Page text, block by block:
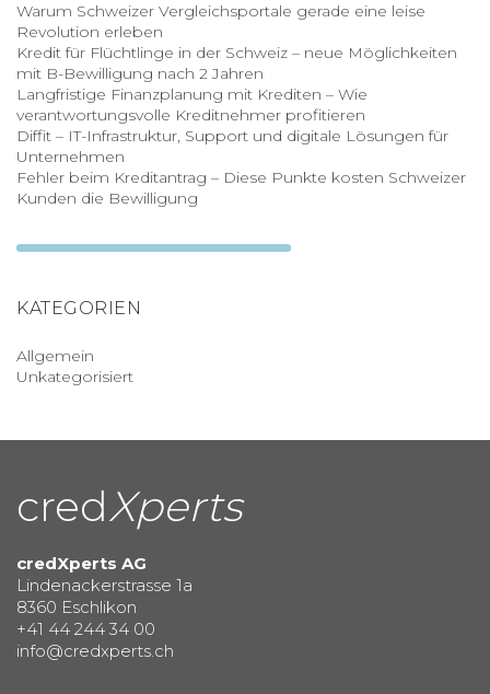
Warum Schweizer Vergleichsportale gerade eine leise
Revolution erleben
Kredit für Flüchtlinge in der Schweiz – neue Möglichkeiten
mit B-Bewilligung nach 2 Jahren
Langfristige Finanzplanung mit Krediten – Wie
verantwortungsvolle Kreditnehmer profitieren
Diffit – IT-Infrastruktur, Support und digitale Lösungen für
Unternehmen
Fehler beim Kreditantrag – Diese Punkte kosten Schweizer
Kunden die Bewilligung
KATEGORIEN
Allgemein
Unkategorisiert
credXperts
credXperts AG
Lindenackerstrasse 1a
8360 Eschlikon
+41 44 244 34 00
info@credxperts.ch